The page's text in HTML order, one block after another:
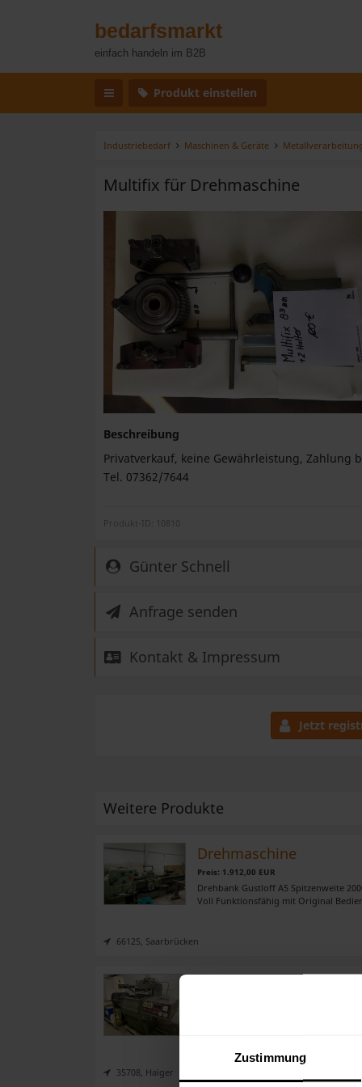
Zustimmung
bedarfsmarkt
einfach handeln im B2B
Produkt einstellen
Industriebedarf Maschinen & Geräte
Multifix für Drehmaschine
Beschreibung
Privatverkauf, keine Gewährleistung, Zahlung
Tel. 07362/7644
Produkt-ID: 10810
Günter Schnell
Anfrage senden
Kontakt & Impressum
Jetzt
Weitere Produkte
Drehmaschine
Preis: 1.912,00 EUR
Drehbank Gustloff A5 Spitzenweite
Voll Funktionsfähig mit Original
66125, Saarbrücken
35708, Haiger